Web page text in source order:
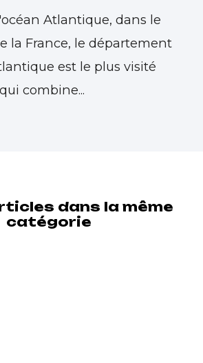
Atlantique, dans le
la France, le département
est le plus visité
combine...
dans la même
catégorie